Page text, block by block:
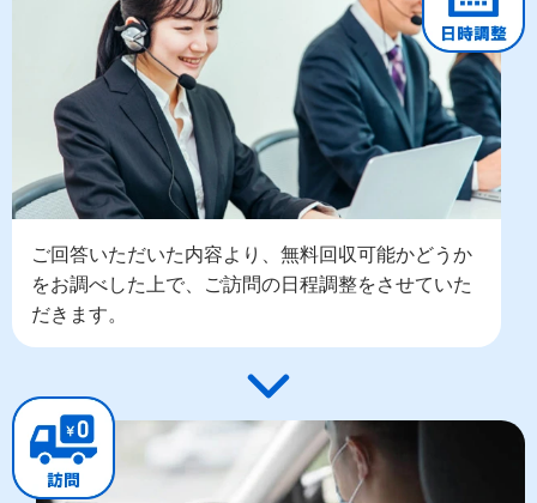
ご回答いただいた内容より、無料回収可能かどうか
をお調べした上で、ご訪問の日程調整をさせていた
だきます。